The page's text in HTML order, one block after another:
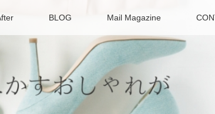
BLOG Mail Magazine